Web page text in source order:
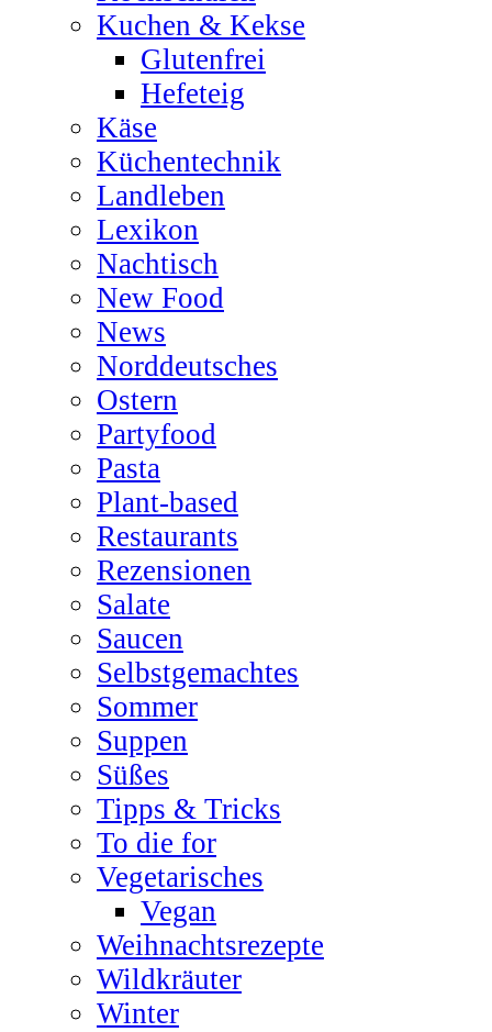
Kuchen & Kekse
Glutenfrei
Hefeteig
Käse
Küchentechnik
Landleben
Lexikon
Nachtisch
New Food
News
Norddeutsches
Ostern
Partyfood
Pasta
Plant-based
Restaurants
Rezensionen
Salate
Saucen
Selbstgemachtes
Sommer
Suppen
Süßes
Tipps & Tricks
To die for
Vegetarisches
Vegan
Weihnachtsrezepte
Wildkräuter
Winter